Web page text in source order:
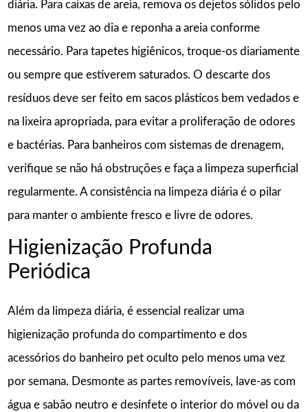
diária. Para caixas de areia, remova os dejetos sólidos pelo
menos uma vez ao dia e reponha a areia conforme
necessário. Para tapetes higiênicos, troque-os diariamente
ou sempre que estiverem saturados. O descarte dos
resíduos deve ser feito em sacos plásticos bem vedados e
na lixeira apropriada, para evitar a proliferação de odores
e bactérias. Para banheiros com sistemas de drenagem,
verifique se não há obstruções e faça a limpeza superficial
regularmente. A consistência na limpeza diária é o pilar
para manter o ambiente fresco e livre de odores.
Higienização Profunda
Periódica
Além da limpeza diária, é essencial realizar uma
higienização profunda do compartimento e dos
acessórios do banheiro pet oculto pelo menos uma vez
por semana. Desmonte as partes removíveis, lave-as com
água e sabão neutro e desinfete o interior do móvel ou da